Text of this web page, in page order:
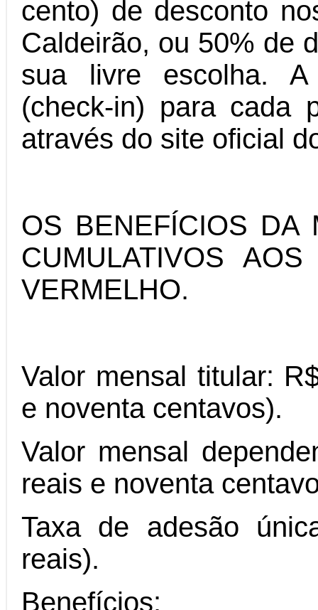
cento) de desconto
Caldeirão, ou 50% de
sua livre escolha. A
(check-in) para cada
através do site oficial
OS BENEFÍCIOS DA
CUMULATIVOS
VERMELHO.
Valor mensal titular:
e noventa centavos).
Valor mensal
reais e noventa
Taxa de adesão
reais).
Benefícios: